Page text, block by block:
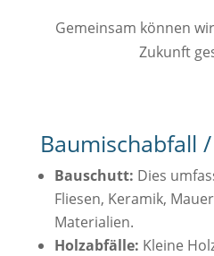
Gemeinsam können
Zukunft
Baumischabfall
Bauschutt: Dies
Fliesen, Keramik,
Materialien.
Holzabfälle: Kleine